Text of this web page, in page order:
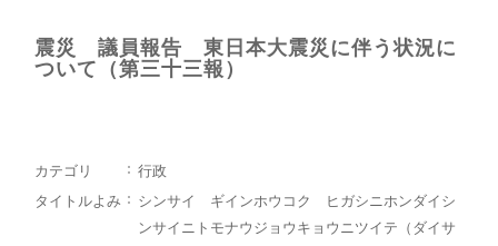
震災 議員報告 東日本大震災に伴う状況に
ついて（第三十三報）
カテゴリ
行政
タイトルよみ
シンサイ ギインホウコク ヒガシニホンダイシ
ンサイニトモナウジョウキョウニツイテ（ダイサ